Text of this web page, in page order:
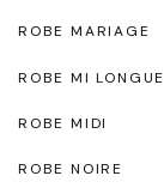
ROBE MARIAGE
ROBE MI LONGUE
ROBE MIDI
ROBE NOIRE